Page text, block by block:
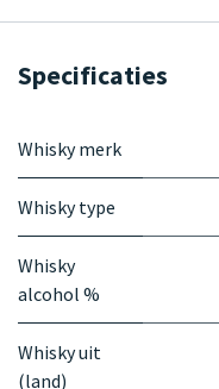
Specificaties
Whisky merk
Whisky type
Whisky
alcohol %
Whisky uit
(land)